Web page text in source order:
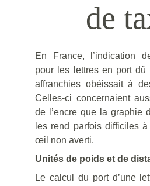
de
En France, l’indication
pour les lettres en port dû
affranchies obéissait à
Celles-ci concernaient
de l’encre que la graphie
les rend parfois difficiles
œil non averti.
Unités de poids et de
Le calcul du port d’une